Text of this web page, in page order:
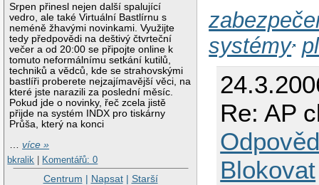
Srpen přinesl nejen další spalující
vedro, ale také Virtuální Bastlírnu s
neméně žhavými novinkami. Využijte
tedy předpovědi na deštivý čtvrteční
večer a od 20:00 se připojte online k
tomuto neformálnímu setkání kutilů,
techniků a vědců, kde se strahovskými
bastlíři proberete nejzajímavější věci, na
které jste narazili za poslední měsíc.
Pokud jde o novinky, řeč zcela jistě
přijde na systém INDX pro tiskárny
Průša, který na konci
…více »
bkralik
Komentářů: 0
Centrum | Napsat| Starší
systémy
Re: AP
Blokovat